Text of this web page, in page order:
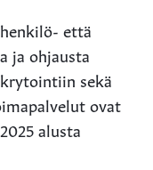
että
ja ohjausta
sekä
ovat
alusta